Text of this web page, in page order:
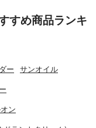
すめ商品ランキ
ー サンオイル
ン